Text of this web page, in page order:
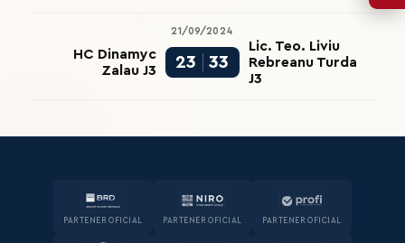
21/09/2024
HC Dinamyc
Zalau J3
23 33
Lic. Teo. Liviu
Rebreanu Turda
J3
PARTENER OFICIAL PARTENER OFICIAL PARTENER OFICIAL